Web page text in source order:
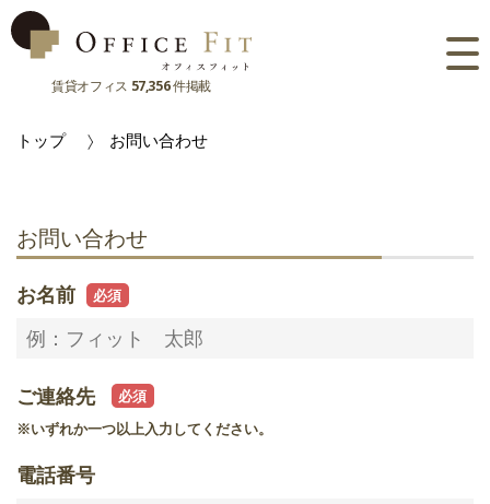
賃貸オフィス 57,356件掲載
路線
京都府
兵庫県
奈良県
滋賀県
奈良県
市区町村
兵庫県
滋賀県
閲覧履歴
トップ お問い合わせ
お問い合わせ
お名前
ご連絡先
※いずれか一つ以上入力してください。
電話番号